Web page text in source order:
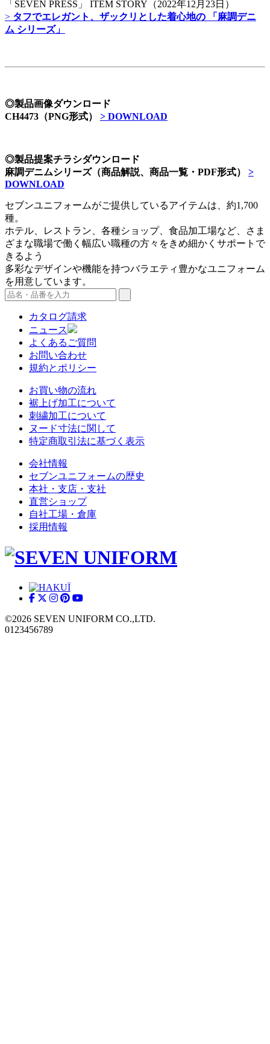
「SEVEN PRESS」 ITEM STORY（2022年12月23日）
> タフでエレガント、ザックリとした着心地の 「麻調デニ
ム シリーズ」
◎製品画像ダウンロード
CH4473（PNG形式） > DOWNLOAD
◎製品提案チラシダウンロード
麻調デニムシリーズ（商品解説、商品一覧・PDF形式） >
DOWNLOAD
セブンユニフォームがご提供しているアイテムは、約1,700
種。
ホテル、レストラン、各種ショップ、食品加工場など、さま
ざまな職場で働く幅広い職種の方々をきめ細かくサポートで
きるよう
多彩なデザインや機能を持つバラエティ豊かなユニフォーム
を用意しています。
カタログ請求
ニュース
よくあるご質問
お問い合わせ
規約とポリシー
お買い物の流れ
裾上げ加工について
刺繍加工について
ヌード寸法に関して
特定商取引法に基づく表示
会社情報
セブンユニフォームの歴史
本社・支店・支社
直営ショップ
自社工場・倉庫
採用情報
©2026 SEVEN UNIFORM CO.,LTD.
0123456789